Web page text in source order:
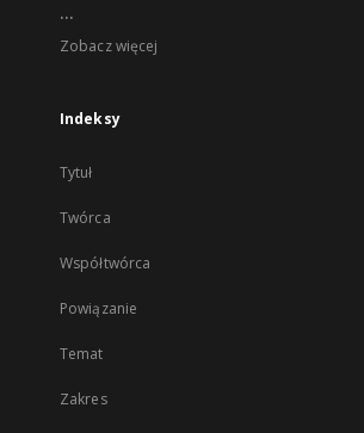
...
Zobacz więcej
Indeksy
Tytuł
Twórca
Współtwórca
Powiązanie
Temat
Zakres